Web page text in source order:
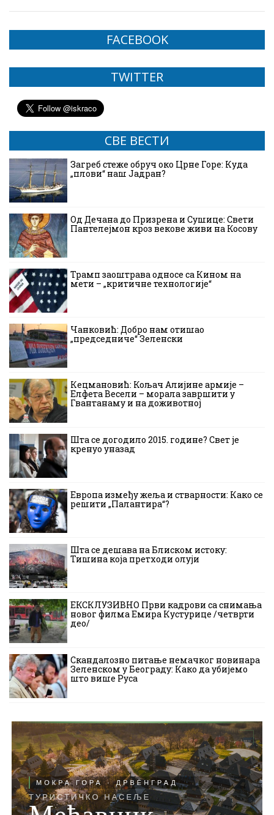
FACEBOOK
TWITTER
СВЕ ВЕСТИ
Загреб стеже обруч око Црне Горе: Куда
„плови“ наш Јадран?
Од Дечана до Призрена и Сушице: Свети
Пантелејмон кроз векове живи на Косову
Трамп заоштрава односе са Кином на
мети – „критичне технологије“
Чанковић: Добро нам отишао
„председниче“ Зеленски
Кецмановић: Кољач Алијине армије –
Елфета Весели – морала завршити у
Гвантанаму и на доживотној
Шта се догодило 2015. године? Свет је
кренуо уназад
Европа између жеља и стварности: Како се
решити „Палантира“?
Шта се дешава на Блиском истоку:
Тишина која претходи олуји
ЕКСКЛУЗИВНО Први кадрови са снимања
новог филма Емира Кустурице /четврти
део/
Скандалозно питање немачког новинара
Зеленском у Београду: Како да убијемо
што више Руса